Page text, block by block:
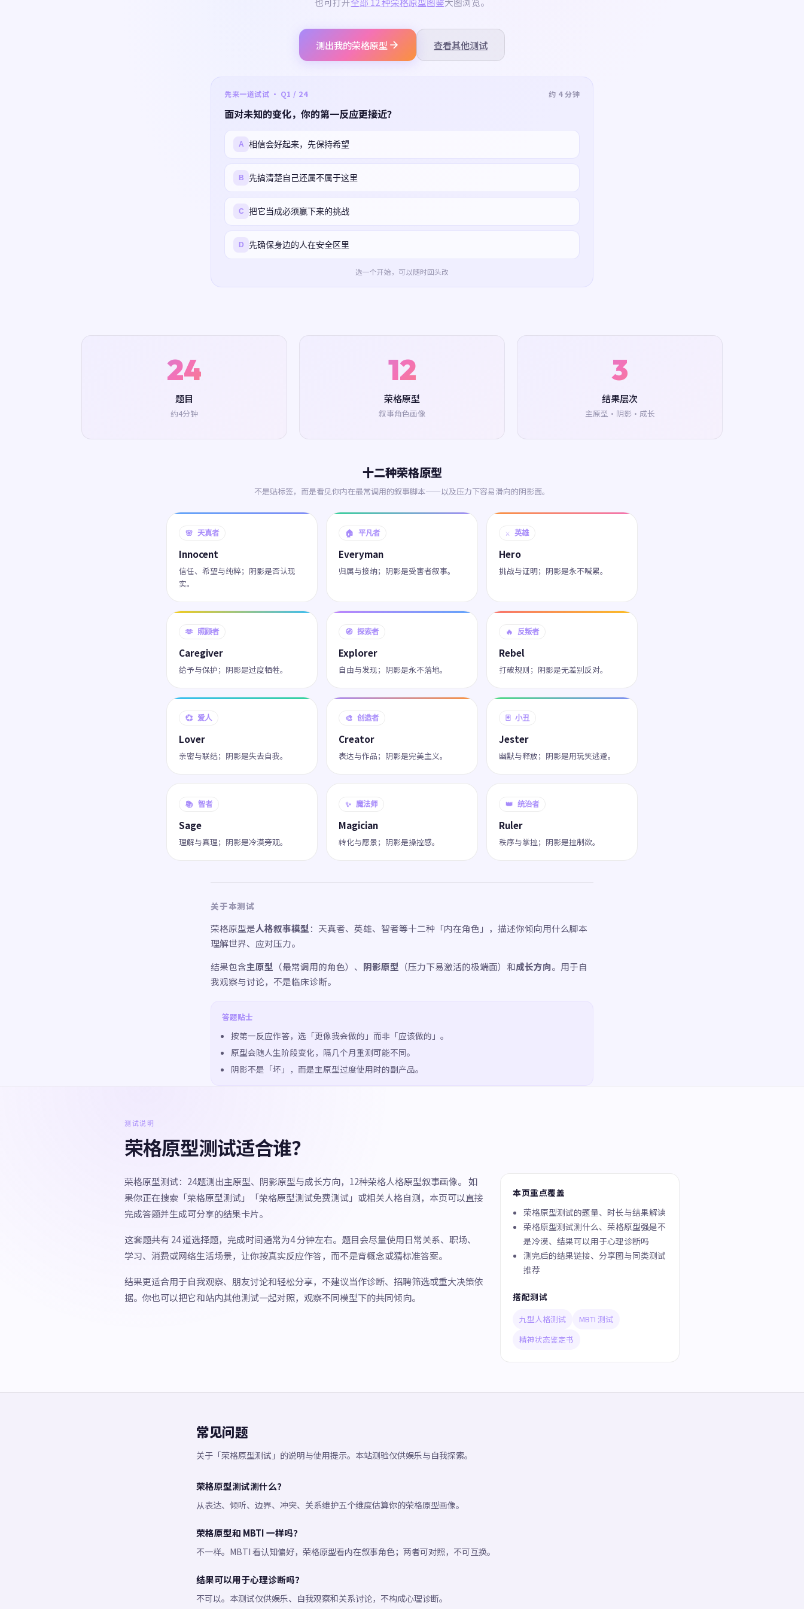
测出我的荣格原型 查看其他测试
先来一道试试 · Q1 / 24 约 4 分钟
面对未知的变化，你的第一反应更接近？
A 相信会好起来，先保持希望
B 先搞清楚自己还属不属于这里
C 把它当成必须赢下来的挑战
D 先确保身边的人在安全区里
选一个开始，可以随时回头改
24
题目
约4分钟
12
荣格原型
叙事角色画像
3
结果层次
主原型·阴影·成长
十二种荣格原型
不是贴标签，而是看见你内在最常调用的叙事脚本——以及压力下容易滑向的阴影面。
🌸 天真者
Innocent
信任、希望与纯粹；阴影是否认现
实。
🏠 平凡者
Everyman
归属与接纳；阴影是受害者叙事。
⚔️ 英雄
Hero
挑战与证明；阴影是永不喊累。
🫶 照顾者
Caregiver
给予与保护；阴影是过度牺牲。
🧭 探索者
Explorer
自由与发现；阴影是永不落地。
🔥 反叛者
Rebel
打破规则；阴影是无差别反对。
💞 爱人
Lover
亲密与联结；阴影是失去自我。
🎨 创造者
Creator
表达与作品；阴影是完美主义。
🃏 小丑
Jester
幽默与释放；阴影是用玩笑逃避。
📚 智者
Sage
理解与真理；阴影是冷漠旁观。
✨ 魔法师
Magician
转化与愿景；阴影是操控感。
👑 统治者
Ruler
秩序与掌控；阴影是控制欲。
关于本测试
荣格原型是人格叙事模型 ：天真者、英雄、智者等十二种「内在角色」，描述你倾向用什么脚本
理解世界、应对压力。
结果包含主原型 （最常调用的角色）、 阴影原型 （压力下易激活的极端面）和成长方向。用于自
我观察与讨论，不是临床诊断。
答题贴士
按第一反应作答，选「更像我会做的」而非「应该做的」。
原型会随人生阶段变化，隔几个月重测可能不同。
阴影不是「坏」，而是主原型过度使用时的副产品。
测试说明
荣格原型测试适合谁？
荣格原型测试：24题测出主原型、阴影原型与成长方向，12种荣格人格原型叙事画像。 如
果你正在搜索「荣格原型测试」「荣格原型测试免费测试」或相关人格自测，本页可以直接
完成答题并生成可分享的结果卡片。
这套题共有 24 道选择题，完成时间通常为4 分钟左右。题目会尽量使用日常关系、职场、
学习、消费或网络生活场景，让你按真实反应作答，而不是背概念或猜标准答案。
结果更适合用于自我观察、朋友讨论和轻松分享，不建议当作诊断、招聘筛选或重大决策依
据。你也可以把它和站内其他测试一起对照，观察不同模型下的共同倾向。
本页重点覆盖
荣格原型测试的题量、时长与结果解读
荣格原型测试测什么、荣格原型强是不
是冷漠、结果可以用于心理诊断吗
测完后的结果链接、分享图与同类测试
推荐
搭配测试
九型人格测试
MBTI 测试
精神状态鉴定书
常见问题
关于「荣格原型测试」的说明与使用提示。本站测验仅供娱乐与自我探索。
荣格原型测试测什么？
从表达、倾听、边界、冲突、关系维护五个维度估算你的荣格原型画像。
荣格原型和 MBTI 一样吗？
不一样。MBTI 看认知偏好，荣格原型看内在叙事角色；两者可对照，不可互换。
结果可以用于心理诊断吗？
不可以。本测试仅供娱乐、自我观察和关系讨论，不构成心理诊断。